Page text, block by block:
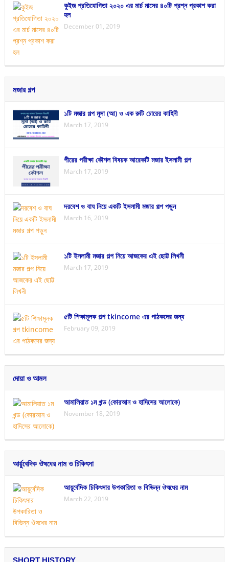
কুইজ প্রতিযোগিতা ২০২০ এর মার্চ মাসের ৪০টি প্রশ্ন প্রকাশ করা
হল
December 01, 2019
মজার গল্প
১টি মজার গল্প মূসা (আ) ও এক রুটি চোরের কাহিনী
March 17, 2019
পীরের পরীক্ষা কৌশল বিষয়ক আরেকটি মজার ইসলামী গল্প
March 17, 2019
দরবেশ ও বাঘ নিয়ে একটি ইসলামী মজার গল্প পড়ুন
March 16, 2019
১টি ইসলামী মজার গল্প নিয়ে আজকের এই ছোট্ট লিখনী
March 17, 2019
৫টি শিক্ষামূলক গল্প tkincome এর পাঠকদের জন্য
February 09, 2019
দোয়া ও আমল
আমালিয়াত ১ম খন্ড (কোরআন ও হাদিসের আলোকে)
November 18, 2019
আর্য়ুবেদিক ঔষধের নাম ও চিকিৎসা
আয়ুর্বেদিক চিকিৎসার উপকারিতা ও বিভিন্ন ঔষধের নাম
March 22, 2019